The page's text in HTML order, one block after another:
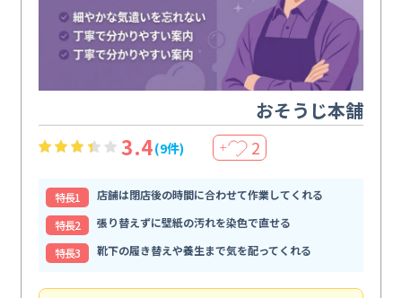
おそうじ本舗
3.4(9件) ＋ 2
特⻑1
店舗は閉店後の時間に合わせて作業してくれる
特⻑2
張り替えずに壁紙の汚れを染色で直せる
特⻑3
靴下の履き替えや養生まで気を配ってくれる